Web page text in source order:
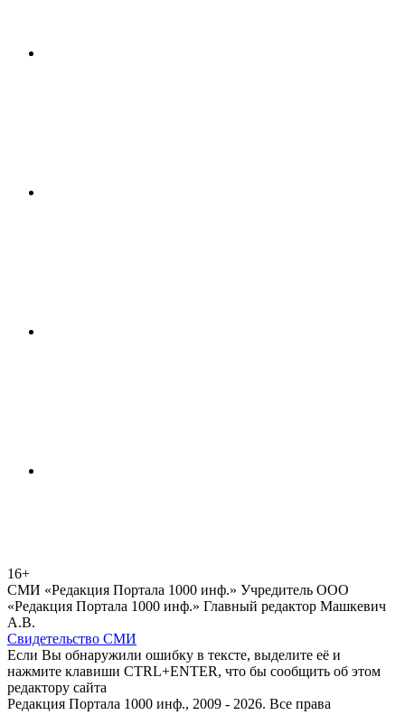
16+
СМИ «Редакция Портала 1000 инф.» Учредитель ООО
«Редакция Портала 1000 инф.» Главный редактор Машкевич
А.В.
Свидетельство СМИ
Если Вы обнаружили ошибку в тексте, выделите её и
нажмите клавиши CTRL+ENTER, что бы сообщить об этом
редактору сайта
Редакция Портала 1000 инф., 2009 - 2026. Все права